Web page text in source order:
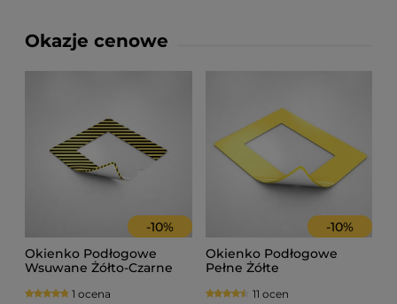
Okazje cenowe
-10%
Okienko Podłogowe
Wsuwane Żółto-Czarne
1 ocena
-10%
Okienko Podłogowe
Pełne Żółte
11 ocen